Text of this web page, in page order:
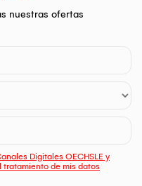
nuestras ofertas
Digitales OECHSLE y
de mis datos